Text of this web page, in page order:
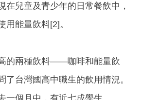
在兒童及青少年的日常餐飲中，
用能量飲料[2]。
的兩種飲料——咖啡和能量飲
了台灣國高中職生的飲用情況。
一個月中，有近七成學生